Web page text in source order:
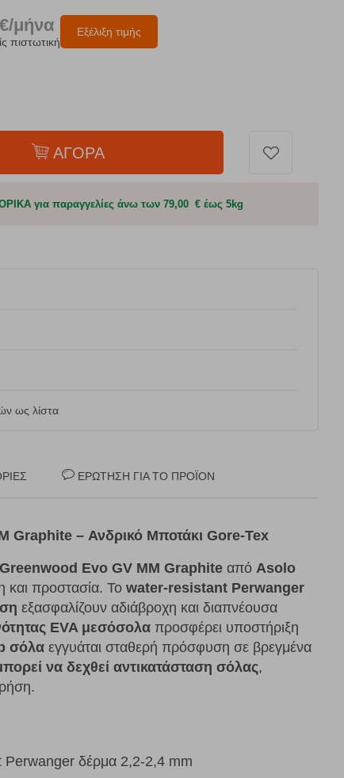
Εξέλιξη τιμής
μήνα
πιστωτική
ΑΓΟΡΑ
για παραγγελίες άνω των 79,00 € έως 5kg
ως λίστα
ΕΡΏΤΗΣΗ ΓΙΑ ΤΟ ΠΡΟΪΌΝ
Graphite – Ανδρικό Μποτάκι Gore-Tex
Greenwood Evo GV MM Graphite απόAsolo
και προστασία. Τοwater-resistant Perwanger
εξασφαλίζουν αδιάβροχη και διαπνέουσα
EVA μεσόσολα προσφέρει υποστήριξη
σόλα εγγυάται σταθερή πρόσφυση σε βρεγμένα
να δεχθεί αντικατάσταση σόλας,
Perwanger δέρμα 2,2-2,4 mm